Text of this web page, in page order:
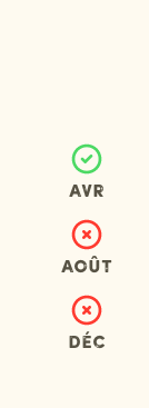
Avr
Août
Déc